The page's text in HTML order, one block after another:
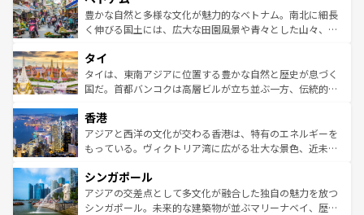
が味わえる。 なお、新着の台湾情報は コンテンツ一覧を参
照してほしい。
できる。そして、キムチや焼肉、絶品のストリートフード
まで、さまざまな韓国料理が待っている。夜には、韓国な
リティに包まれながら、韓国の多彩な魅力を心ゆくまで味
わってみてほしい。 なお、新着の韓国情報はコンテンツ一
覧を参照してほしい。
豊かな自然と多様な文化が魅力的なベトナム。南北に細長
く伸びる国土には、広大な田園風景や青々とした山々、世
急速な発展と共に伝統が息づく。ハノイの古い町並みやホ
ーチミン市のフランス統治時代の建物も、独特の雰囲気を
醸し出している。また、バラエティの豊かさとおいしさで
とつ。フォーやバインミー、ベトナムコーヒーなどは、ぜ
ひ現地で味わいたい。どの地域を訪れてもあたたかい人々
が旅行者を迎えてくれるので、きっと忘れられない旅にな
参照してほしい。
タイ
タイは、東南アジアに位置する豊かな自然と歴史が息づく
国だ。首都バンコクは高層ビルが立ち並ぶ一方、伝統的な
の活気が交差している。北部ではチェンマイなどの山岳地
帯で自然と触れ合い、南部ではプーケットやクラビの美し
いビーチでリゾート気分を楽しむことができる。タイ料理
激する。気候は一年中温暖で、どの季節にも異なる楽しみ
が待っている。親しみやすいタイの人々、仏教を中心とし
た文化、そして多様な観光資源が、訪れる旅人を魅了し続
香港
アジアと西洋の文化が交わる香港は、特有のエネルギーを
もっている。ヴィクトリア湾に広がる壮大な景色、近未来
み、どこを訪れても感動するはず。観光スポットが密集し
ており、効率よく見どころを回れるのも魅力。息をのむよ
うな絶景から文化的な体験まで、香港を存分に楽しみ尽く
シンガポール
アジアの交差点として多文化が融合した独自の魅力を放つ
シンガポール。未来的な建築物が並ぶマリーナベイ、歴史